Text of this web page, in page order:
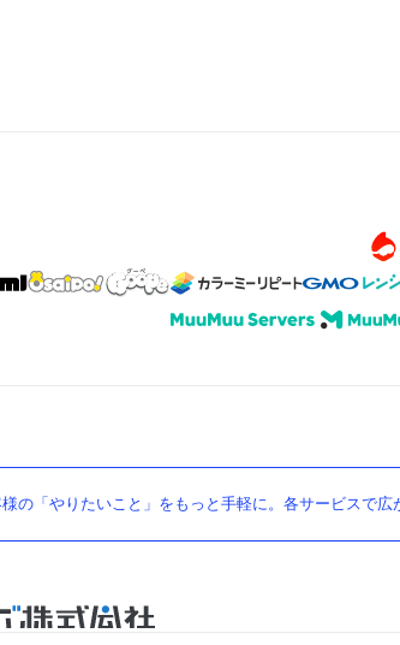
の「やりたいこと」をもっと手軽に。各サービスで広